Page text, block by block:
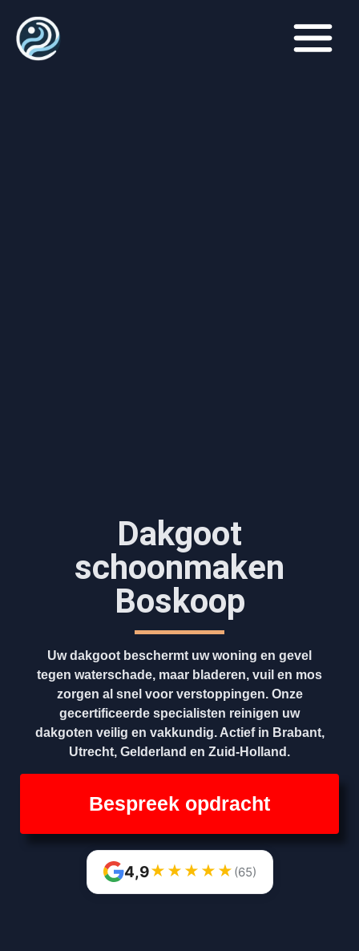
Dakgoot
schoonmaken​
Boskoop
Uw dakgoot beschermt uw woning en gevel
tegen waterschade, maar bladeren, vuil en mos
zorgen al snel voor verstoppingen. Onze
gecertificeerde specialisten reinigen uw
dakgoten veilig en vakkundig. Actief in Brabant,
Utrecht, Gelderland en Zuid-Holland.
Bespreek opdracht
4,9★ ★ ★ ★ ★ (65)